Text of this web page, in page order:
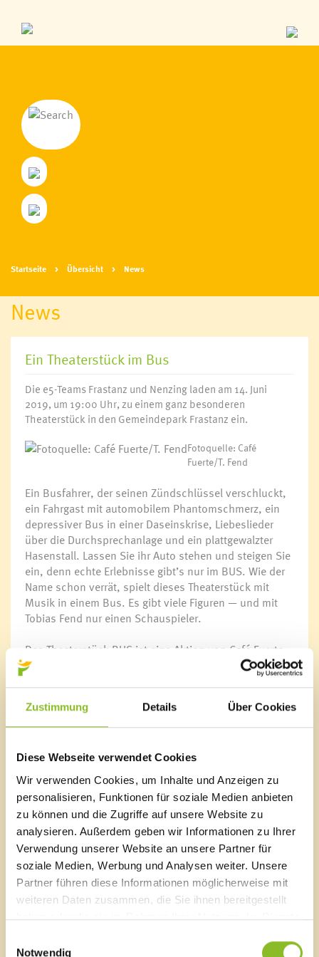
Zustimmung Details Über Cookies
Diese Webseite verwendet Cookies
Wir verwenden Cookies, um Inhalte und Anzeigen zu
personalisieren, Funktionen für soziale Medien anbieten
zu können und die Zugriffe auf unsere Website zu
analysieren. Außerdem geben wir Informationen zu Ihrer
Verwendung unserer Website an unsere Partner für
soziale Medien, Werbung und Analysen weiter. Unsere
Partner führen diese Informationen möglicherweise mit
weiteren Daten zusammen, die Sie ihnen bereitgestellt
haben oder die sie im Rahmen Ihrer Nutzung der Dienste
Notwendig
Startseite Übersicht News
News
Ein Theaterstück im Bus
Die e5-Teams Frastanz und Nenzing laden am 14. Juni
2019, um 19:00 Uhr, zu einem ganz besonderen
Theaterstück in den Gemeindepark Frastanz ein.
Fotoquelle: Café
Fuerte/T. Fend
Ein Busfahrer, der seinen Zündschlüssel verschluckt,
ein Fahrgast mit automobilem Phantomschmerz, ein
depressiver Bus in einer Daseinskrise, Liebeslieder
über die Durchsprechanlage und ein plattgewalzter
Hasenstall. Lassen Sie ihr Auto stehen und steigen Sie
ein, denn echte Erlebnisse gibt’s nur im BUS. Wie der
Name schon verrät, spielt dieses Theaterstück mit
Musik in einem Bus. Es gibt viele Figuren — und mit
Tobias Fend nur einen Schauspieler.
Das Theaterstück BUS ist eine Aktion von Café Fuerte,
das laut Eigendefinition großes Theater an kleinen
Orten zeigt. BUS ist Kabarett, Weltverbesserung und
Zukunftsvision und ein gemeinsames Erlebnis. Denn
wenn der Karren feststeckt, müssen alle ran. Wir sitzen
Karten
Reservieren Sie sich einen Platz in der Bürgerservice-
Stelle im Rathaus Frastanz unter der Tel. Nr. 05522 515
34.
Marktgemeinde Frastanz
Sägenplatz 1
Lageplan